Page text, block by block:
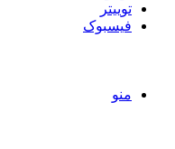
توییتر
فیسبوک
منو